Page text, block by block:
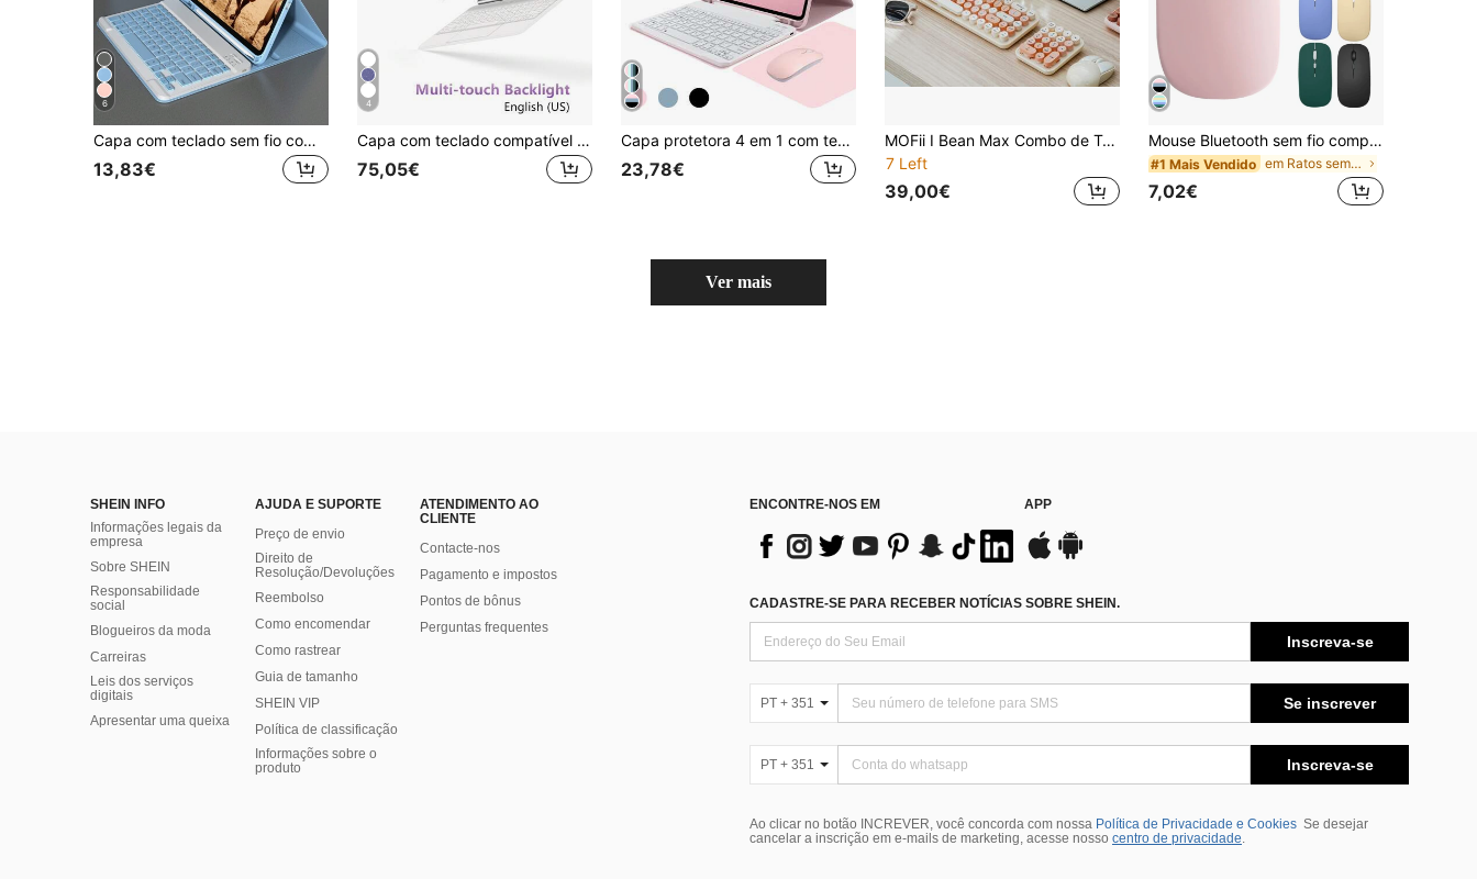
6
Capa com teclado sem fio compatível com iPad, capa protetora de couro removível com compartimento para Apple Pencil, função de ativação/desativação automática, teclado Bluetooth sem fio removível com bateria de 150 mAh, capa fina e leve com suporte - Azul Claro
13,83€
4
Capa com teclado compatível com iPad Air 11/13 polegadas M3/2025/A16 (10ª geração), também compatível com iPad Pro 11/12,9 polegadas/13 polegadas M4/M2 (6ª geração/5ª geração/4ª geração) e 10,9 polegadas (3ª geração/2ª geração). Teclado Smart Folio, sem fio, com suporte a multitoque, retroiluminado, design magnético, branco, versão em inglês.
75,05€
Capa protetora 4 em 1 com teclado, compatível com Samsung Galaxy Tab, iPad e Redmi Pad SE. Inclui teclado Bluetooth sem fio destacável (150 mAh) e mouse. Capa protetora para tablet com compartimento para caneta.
23,78€
MOFii I Bean Max Combo de Teclado e Rato Sem Fios Silencioso com Teclas Redondas Retro, 2.4G Plug & Play, Estilo Macaron Fofo e Feminino, Periféricos Portáteis para Escritório, Sem Pilhas Incluídas
7 Left
39,00€
Mouse Bluetooth sem fio compatível com Surface Pro, mouse Bluetooth sem fio para laptop, mini mouse portátil, presente de Natal/Ano Novo de 2026
#1 Mais Vendido em Ratos sem fio
7,02€
Ver mais
SHEIN INFO
Informações legais da
empresa
Sobre SHEIN
Responsabilidade
social
Blogueiros da moda
Carreiras
Leis dos serviços
digitais
Apresentar uma queixa
AJUDA E SUPORTE
Preço de envio
Direito de
Resolução/Devoluções
Reembolso
Como encomendar
Como rastrear
Guia de tamanho
SHEIN VIP
Política de classificação
​Informações sobre o
produto
ATENDIMENTO AO
CLIENTE
Contacte-nos
Pagamento e impostos
Pontos de bônus
Perguntas frequentes
ENCONTRE-NOS EM APP
CADASTRE-SE PARA RECEBER NOTÍCIAS SOBRE SHEIN.
Inscreva-se
PT + 351 Se inscrever
PT + 351 Inscreva-se
Ao clicar no botão INCREVER, você concorda com nossa Política de Privacidade e Cookies Se desejar
cancelar a inscrição em e-mails de marketing, acesse nosso centro de privacidade.